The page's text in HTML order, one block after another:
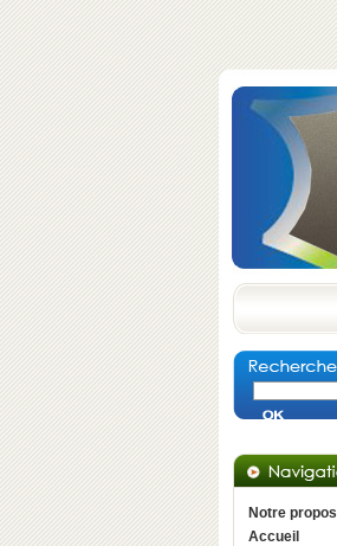
Notre propos
Accueil